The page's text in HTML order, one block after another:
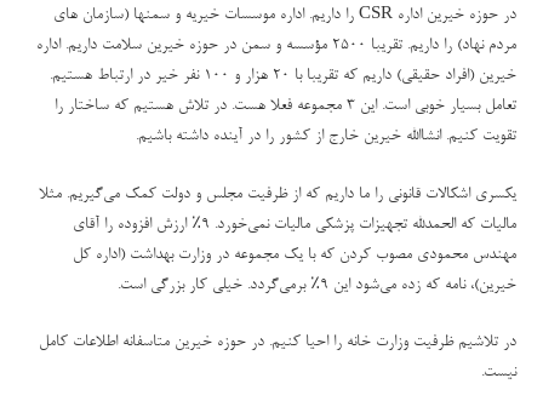
در حوزه خیرین ادارهCSR را داریم. اداره موسسات خیریه و سمنها (سازمان های
مردم نهاد) را داریم. تقریبا ۲۵۰۰ مؤسسه و سمن در حوزه خیرین سلامت داریم. اداره
خیرین (افراد حقیقی) داریم که تقریبا با ۲۰ هزار و ۱۰۰ نفر خیر در ارتباط هستیم.
تعامل بسیار خوبی است. این 3 مجموعه فعلا هست. در تلاش هستیم که ساختار را
تقویت کنیم. انشاالله خیرین خارج از کشور را در آینده داشته باشیم.
یکسری اشکالات قانونی را ما داریم که از ظرفیت مجلس و دولت کمک می‌گیریم. مثلا
مالیات که الحمدلله تجهیزات پزشکی مالیات نمی‌خورد. ۹
٪ ارزش افزوده را آقای
مهندس محمودی مصوب کردن که با یک مجموعه در وزارت بهداشت (اداره کل
خیرین)، نامه که زده می‌شود این ۹
٪ برمی‌گردد. خیلی کار بزرگی است.
در تلاشیم ظرفیت وزارت خانه را احیا کنیم. در حوزه خیرین متاسفانه اطلاعات کامل
نیست.